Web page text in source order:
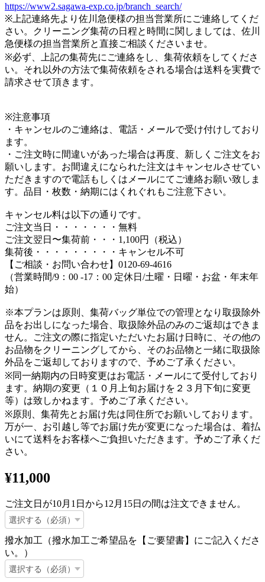
https://www2.sagawa-exp.co.jp/branch_search/
※上記連絡先より佐川急便様の担当営業所にご連絡してくだ
さい。クリーニング集荷の日程と時間に関しましては、佐川
急便様の担当営業所と直接ご相談くださいませ。
※必ず、上記の集荷先にご連絡をし、集荷依頼をしてくださ
い。それ以外の方法で集荷依頼をされる場合は送料を実費で
請求させて頂きます。
※注意事項
・キャンセルのご連絡は、電話・メールで受け付けしており
ます。
・ご注文時に間違いがあった場合は再度、新しくご注文をお
願いします。お間違えになられた注文はキャンセルさせてい
ただきますので電話もしくはメールにてご連絡お願い致しま
す。品目・枚数・納期にはくれぐれもご注意下さい。
キャンセル料は以下の通りです。
ご注文当日・・・・・・・無料
ご注文翌日〜集荷前・・・1,100円（税込）
集荷後・・・・・・・・・キャンセル不可
【ご相談・お問い合わせ】0120-69-4616
（営業時間/9：00 -17：00 定休日/土曜・日曜・お盆・年末年
始）
※本プランは原則、集荷バッグ単位での管理となり取扱除外
品をお出しになった場合、取扱除外品のみのご返却はできま
せん。ご注文の際に指定いただいたお届け日時に、その他の
お品物をクリーニングしてから、そのお品物と一緒に取扱除
外品をご返却しておりますので、予めご了承ください。
※同一納期内の日時変更はお電話・メールにて受付しており
ます。納期の変更（１０月上旬お届けを２３月下旬に変更
等）は致しかねます。予めご了承ください。
※原則、集荷先とお届け先は同住所でお願いしております。
万が一、お引越し等でお届け先が変更になった場合は、着払
いにて送料をお客様へご負担いただきます。予めご了承くだ
さい。
¥11,000
ご注文日が10月1日から12月15日の間は注文できません。
撥水加工（撥水加工ご希望品を【ご要望書】にご記入くださ
い。）